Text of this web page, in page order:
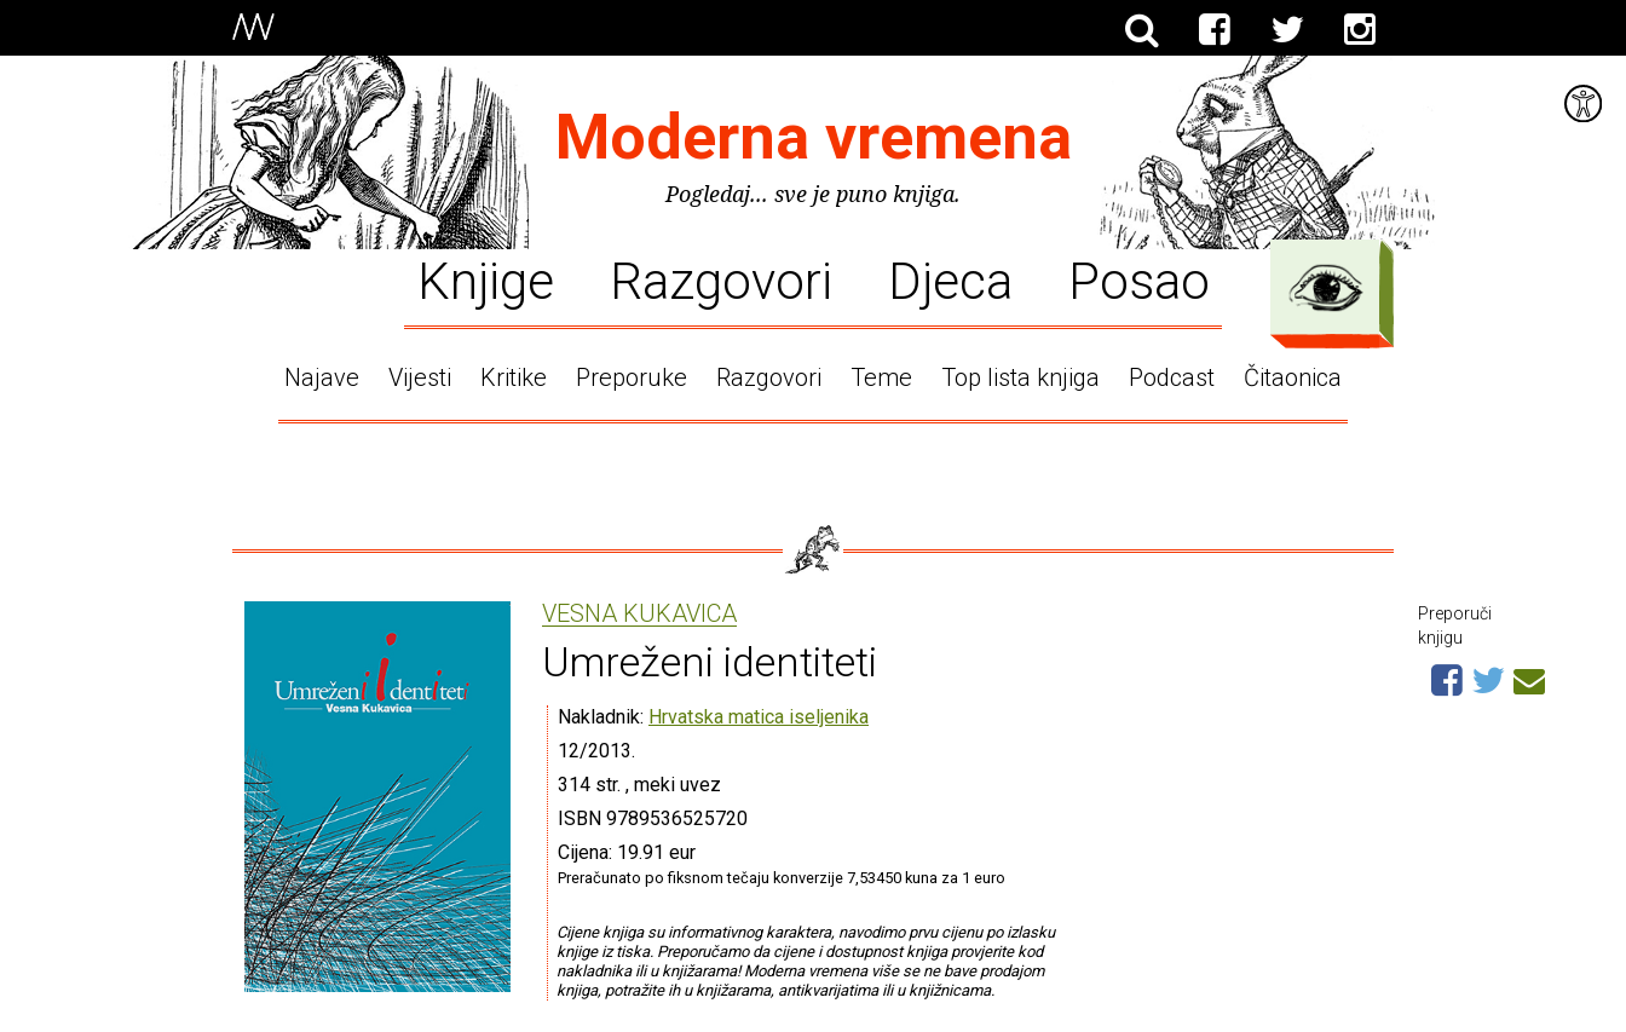
Moderna vremena
Pogledaj... sve je puno knjiga.
Knjige Razgovori Djeca Posao
Najave Vijesti Kritike Preporuke Razgovori Teme Top lista knjiga Podcast Čitaonica
VESNA KUKAVICA
Umreženi identiteti
Nakladnik: Hrvatska matica iseljenika
12/2013.
314 str. , meki uvez
ISBN 9789536525720
Cijena: 19.91 eur
Preračunato po fiksnom tečaju konverzije 7,53450 kuna za 1 euro
Cijene knjiga su informativnog karaktera, navodimo prvu cijenu po izlasku
knjige iz tiska. Preporučamo da cijene i dostupnost knjiga provjerite kod
nakladnika ili u knjižarama! Moderna vremena više se ne bave prodajom
knjiga, potražite ih u knjižarama, antikvarijatima ili u knjižnicama.
Preporuči
knjigu